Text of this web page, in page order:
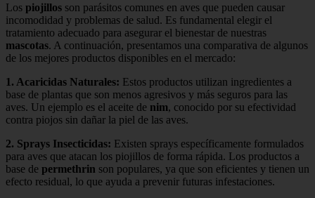
Los piojillos son parásitos comunes en aves que pueden causar
incomodidad y problemas de salud. Es fundamental elegir el
tratamiento adecuado para asegurar el bienestar de nuestras
mascotas. A continuación, presentamos una comparativa de algunos
de los mejores productos disponibles en el mercado:
1. Acaricidas Naturales: Estos productos utilizan ingredientes a
base de plantas que son menos agresivos y más seguros para las
aves. Un ejemplo es el aceite de nim, conocido por su efectividad
contra piojos sin dañar la piel de las aves.
2. Sprays Insecticidas: Existen sprays específicamente formulados
para aves que atacan los piojillos de forma rápida. Los productos a
base de permethrin son populares, ya que son eficientes y tienen un
efecto residual, lo que ayuda a prevenir futuras infestaciones.